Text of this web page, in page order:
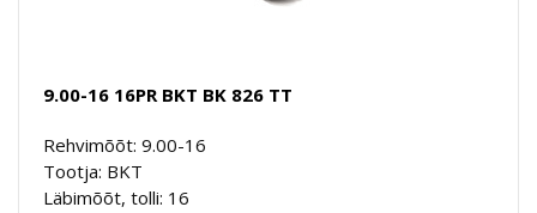
9.00-16 16PR BKT BK 826 TT
Rehvimõõt: 9.00-16
Tootja: BKT
Läbimõõt, tolli: 16